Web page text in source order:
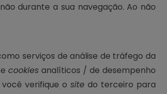
durante a sua navegação. Ao não
serviços de análise de tráfego da
cookies analíticos / de desempenho
você verifique osite do terceiro para